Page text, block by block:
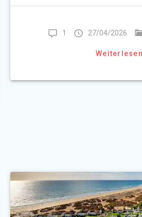
1 27/04/2026
Weiterlesen